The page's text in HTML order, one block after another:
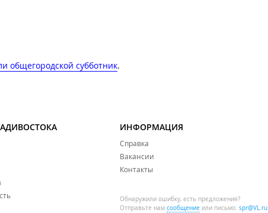
общегородской субботник.
ИНФОРМАЦИЯ
Справка
Вакансии
Контакты
Обнаружили ошибку, есть предложения?
Отправьте нам сообщение или письмо: spr@VL.ru